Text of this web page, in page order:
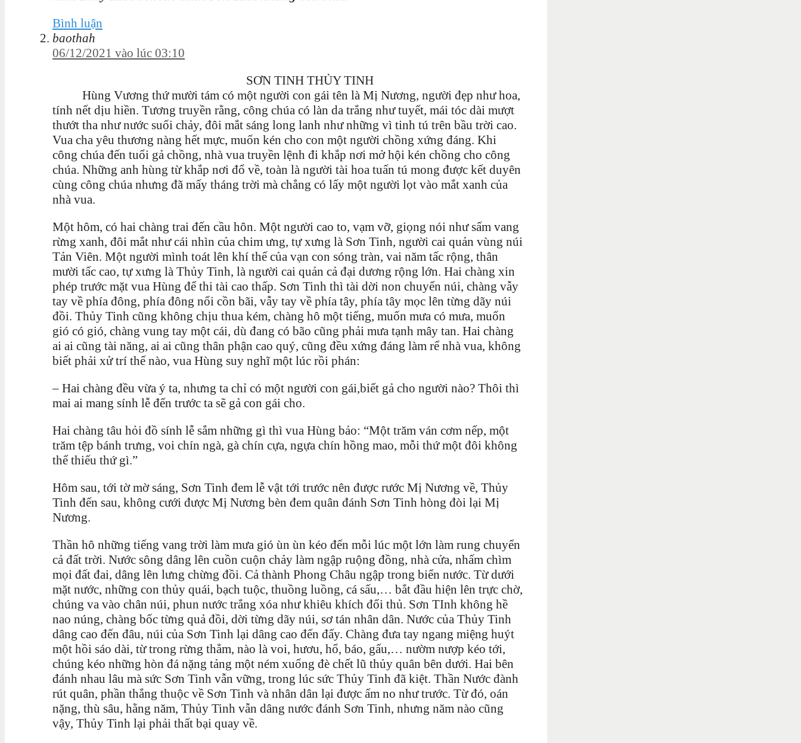
Bình luận
baothah
06/12/2021 vào lúc 03:10
SƠN TINH THỦY TINH
Hùng Vương thứ mười tám có một người con gái tên là Mị Nương, người đẹp như hoa,
tính nết dịu hiền. Tương truyền rằng, công chúa có làn da trắng như tuyết, mái tóc dài mượt
thướt tha như nước suối chảy, đôi mắt sáng long lanh như những vì tinh tú trên bầu trời cao.
Vua cha yêu thương nàng hết mực, muốn kén cho con một người chồng xứng đáng. Khi
công chúa đến tuổi gả chồng, nhà vua truyền lệnh đi khắp nơi mở hội kén chồng cho công
chúa. Những anh hùng từ khắp nơi đổ về, toàn là người tài hoa tuấn tú mong được kết duyên
cùng công chúa nhưng đã mấy tháng trời mà chẳng có lấy một người lọt vào mắt xanh của
nhà vua.
Một hôm, có hai chàng trai đến cầu hôn. Một người cao to, vạm vỡ, giọng nói như sấm vang
rừng xanh, đôi mắt như cái nhìn của chim ưng, tự xưng là Sơn Tinh, người cai quản vùng núi
Tản Viên. Một người mình toát lên khí thế của vạn con sóng tràn, vai năm tấc rộng, thân
mười tấc cao, tự xưng là Thủy Tinh, là người cai quản cả đại dương rộng lớn. Hai chàng xin
phép trước mặt vua Hùng để thi tài cao thấp. Sơn Tinh thì tài dời non chuyển núi, chàng vẫy
tay về phía đông, phía đông nổi cồn bãi, vẫy tay về phía tây, phía tây mọc lên từng dãy núi
đồi. Thủy Tinh cũng không chịu thua kém, chàng hô một tiếng, muốn mưa có mưa, muốn
gió có gió, chàng vung tay một cái, dù đang có bão cũng phải mưa tạnh mây tan. Hai chàng
ai ai cũng tài năng, ai ai cũng thân phận cao quý, cũng đều xứng đáng làm rể nhà vua, không
biết phải xử trí thế nào, vua Hùng suy nghĩ một lúc rồi phán:
– Hai chàng đều vừa ý ta, nhưng ta chỉ có một người con gái,biết gả cho người nào? Thôi thì
mai ai mang sính lễ đến trước ta sẽ gả con gái cho.
Hai chàng tâu hỏi đồ sính lễ sắm những gì thì vua Hùng bảo: “Một trăm ván cơm nếp, một
trăm tệp bánh trưng, voi chín ngà, gà chín cựa, ngựa chín hồng mao, mỗi thứ một đôi không
thể thiếu thứ gì.”
Hôm sau, tới tờ mờ sáng, Sơn Tinh đem lễ vật tới trước nên được rước Mị Nương về, Thủy
Tinh đến sau, không cưới được Mị Nương bèn đem quân đánh Sơn Tinh hòng đòi lại Mị
Nương.
Thần hô những tiếng vang trời làm mưa gió ùn ùn kéo đến mỗi lúc một lớn làm rung chuyển
cả đất trời. Nước sông dâng lên cuồn cuộn chảy làm ngập ruộng đồng, nhà cửa, nhấm chìm
mọi đất đai, dâng lên lưng chừng đồi. Cả thành Phong Châu ngập trong biển nước. Từ dưới
mặt nước, những con thủy quái, bạch tuộc, thuồng luồng, cá sấu,… bắt đầu hiện lên trực chờ,
chúng va vào chân núi, phun nước trắng xóa như khiêu khích đối thủ. Sơn TInh không hề
nao núng, chàng bốc từng quả đồi, dời từng dãy núi, sơ tán nhân dân. Nước của Thủy Tinh
dâng cao đến đâu, núi của Sơn Tinh lại dâng cao đến đấy. Chàng đưa tay ngang miệng huýt
một hồi sáo dài, từ trong rừng thẳm, nào là voi, hươu, hổ, báo, gấu,… nườm nượp kéo tới,
chúng kéo những hòn đá nặng tảng một ném xuống đè chết lũ thủy quân bên dưới. Hai bên
đánh nhau lâu mà sức Sơn Tinh vẫn vững, trong lúc sức Thủy Tinh đã kiệt. Thần Nước đành
rút quân, phần thắng thuộc về Sơn Tinh và nhân dân lại được ấm no như trước. Từ đó, oán
nặng, thù sâu, hằng năm, Thủy Tinh vẫn dâng nước đánh Sơn Tinh, nhưng năm nào cũng
vậy, Thủy Tinh lại phải thất bại quay về.